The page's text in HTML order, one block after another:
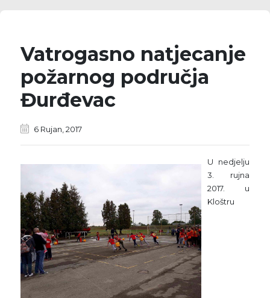
Vatrogasno natjecanje
požarnog područja
Đurđevac
6 Rujan, 2017
U nedjelju
3. rujna
2017. u
Kloštru